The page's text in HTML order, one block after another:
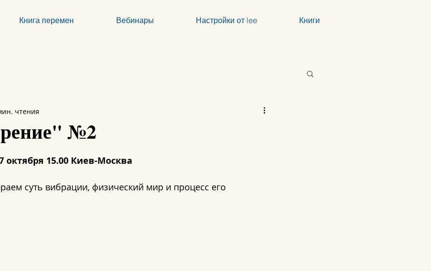
Книга перемен Вебинары Настройки от lee Книги
№2
чтения
октября 15.00 Киев-Москва
суть вибрации, физический мир и процесс его